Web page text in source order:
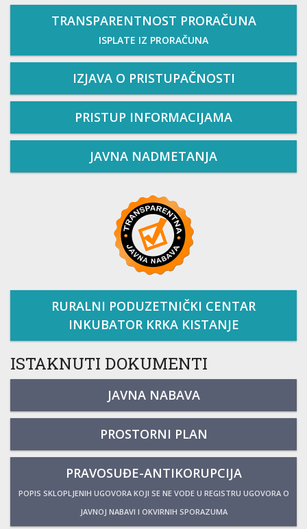
TRANSPARENTNOST PRORAČUNA
ISPLATE IZ PRORAČUNA
IZJAVA O PRISTUPAČNOSTI
PRISTUP INFORMACIJAMA
JAVNA NADMETANJA
RURALNI PODUZETNIČKI CENTAR
INKUBATOR KRKA KISTANJE
ISTAKNUTI DOKUMENTI
JAVNA NABAVA
PROSTORNI PLAN
PRAVOSUĐE-ANTIKORUPCIJA
POPIS SKLOPLJENIH UGOVORA KOJI SE NE VODE U REGISTRU UGOVORA O
JAVNOJ NABAVI I OKVIRNIH SPORAZUMA